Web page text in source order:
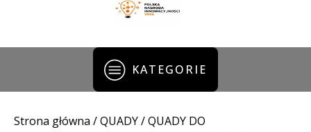
KATEGORIE
Strona główna /QUADY/QUADY DO